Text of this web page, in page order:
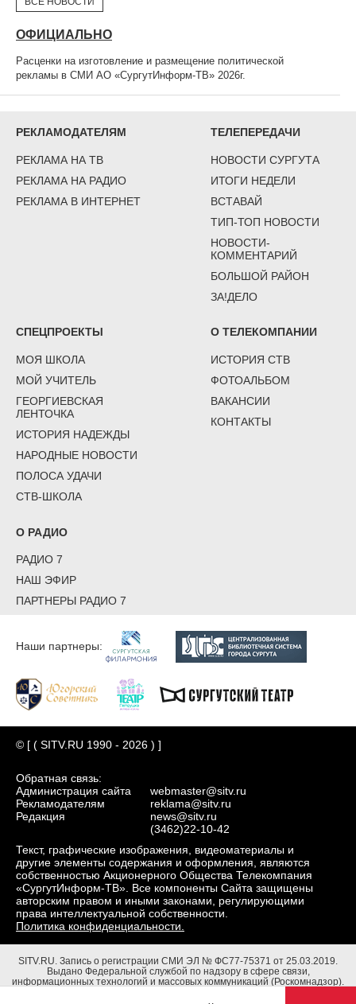
ОФИЦИАЛЬНО
Расценки на изготовление и размещение политической
рекламы в СМИ АО «СургутИнформ-ТВ» 2026г.
РЕКЛАМОДАТЕЛЯМ
РЕКЛАМА НА ТВ
РЕКЛАМА НА РАДИО
РЕКЛАМА В ИНТЕРНЕТ
ТЕЛЕПЕРЕДАЧИ
НОВОСТИ СУРГУТА
ИТОГИ НЕДЕЛИ
ВСТАВАЙ
ТИП-ТОП НОВОСТИ
НОВОСТИ-
КОММЕНТАРИЙ
БОЛЬШОЙ РАЙОН
ЗА!ДЕЛО
СПЕЦПРОЕКТЫ
МОЯ ШКОЛА
МОЙ УЧИТЕЛЬ
ГЕОРГИЕВСКАЯ
ЛЕНТОЧКА
ИСТОРИЯ НАДЕЖДЫ
НАРОДНЫЕ НОВОСТИ
ПОЛОСА УДАЧИ
СТВ-ШКОЛА
О ТЕЛЕКОМПАНИИ
ИСТОРИЯ СТВ
ФОТОАЛЬБОМ
ВАКАНСИИ
КОНТАКТЫ
О РАДИО
РАДИО 7
НАШ ЭФИР
ПАРТНЕРЫ РАДИО 7
Наши партнеры:
© [ ( SITV.RU 1990 - 2026 ) ]
Обратная связь:
Администрация сайта
Рекламодателям
Редакция
webmaster@sitv.ru
reklama@sitv.ru
news@sitv.ru
(3462)22-10-42
Текст, графические изображения, видеоматериалы и
другие элементы содержания и оформления, являются
собственностью Акционерного Общества Телекомпания
«СургутИнформ-ТВ». Все компоненты Сайта защищены
авторским правом и иными законами, регулирующими
права интеллектуальной собственности.
Политика конфиденциальности.
SITV.RU. Запись о регистрации СМИ ЭЛ № ФС77-75371 от 25.03.2019.
Выдано Федеральной службой по надзору в сфере связи,
информационных технологий и массовых коммуникаций (Роскомнадзор).